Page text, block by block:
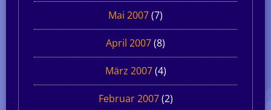
Mai 2007(7)
April 2007(8)
März 2007(4)
Februar 2007(2)